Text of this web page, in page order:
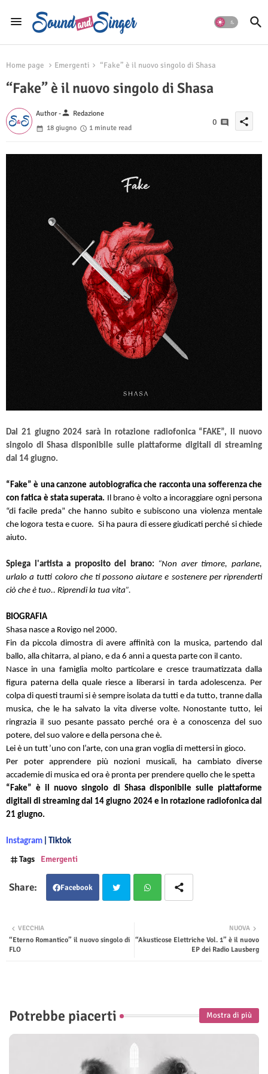
Home page Emergenti “Fake” è il nuovo singolo di Shasa
“Fake” è il nuovo singolo di Shasa
Author -person Redazione
18 giugno
1 minute read
0 share
Dal 21 giugno 2024 sarà in rotazione radiofonica “FAKE”, il nuovo
singolo di Shasa disponibile sulle piattaforme digitali di streaming
dal 14 giugno.
“Fake” è una canzone autobiografica che racconta una sofferenza che
con fatica è stata superata. Il brano è volto a incoraggiare ogni persona
“di facile preda” che hanno subito e subiscono una violenza mentale
che logora testa e cuore. Si ha paura di essere giudicati perché si chiede
aiuto.
Spiega l'artista a proposito del brano: “Non aver timore, parlane,
urlalo a tutti coloro che ti possono aiutare e sostenere per riprenderti
ciò che è tuo.. Riprendi la tua vita”.
BIOGRAFIA
Shasa nasce a Rovigo nel 2000.
Fin da piccola dimostra di avere affinità con la musica, partendo dal
ballo, alla chitarra, al piano, e da 6 anni a questa parte con il canto.
Nasce in una famiglia molto particolare e cresce traumatizzata dalla
figura paterna della quale riesce a liberarsi in tarda adolescenza. Per
colpa di questi traumi si è sempre isolata da tutti e da tutto, tranne dalla
musica, che le ha salvato la vita diverse volte. Nonostante tutto, lei
ringrazia il suo pesante passato perché ora è a conoscenza del suo
potere, del suo valore e della persona che è.
Lei è un tutt’uno con l’arte, con una gran voglia di mettersi in gioco.
Per poter apprendere più nozioni musicali, ha cambiato diverse
accademie di musica ed ora è pronta per prendere quello che le spetta
“Fake” è il nuovo singolo di Shasa disponibile sulle piattaforme
digitali di streaming dal 14 giugno 2024 e in rotazione radiofonica dal
21 giugno.
Instagram | Tiktok
Tags Emergenti
Facebook
ter tsap
NUOVA
“Akusticose Elettriche Vol. 1” è il nuovo
EP dei Radio Lausberg
VECCHIA
“Eterno Romantico” il nuovo singolo di
FLO
Potrebbe piacerti Mostra di più